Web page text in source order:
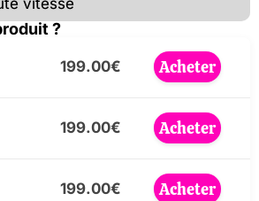
?
199.00€ Acheter
199.00€ Acheter
199.00€ Acheter